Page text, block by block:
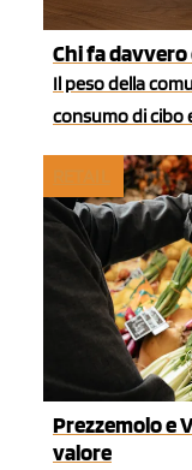
Chi fa
Il peso della
consumo di cibo
Prezzemolo e
valore